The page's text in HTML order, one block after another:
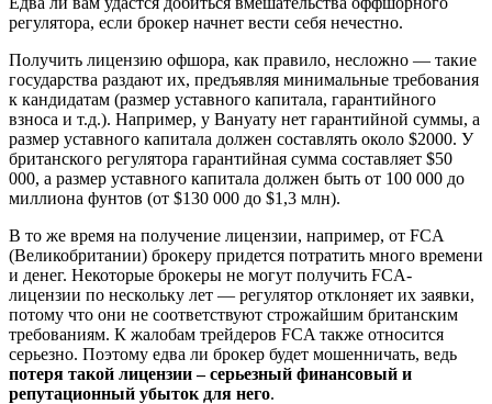
регулятора, если брокер начнет вести себя нечестно.
Получить лицензию офшора, как правило, несложно — такие
государства раздают их, предъявляя минимальные требования
к кандидатам (размер уставного капитала, гарантийного
взноса и т.д.). Например, у Вануату нет гарантийной суммы, а
размер уставного капитала должен составлять около $2000. У
британского регулятора гарантийная сумма составляет $50
000, а размер уставного капитала должен быть от 100 000 до
миллиона фунтов (от $130 000 до $1,3 млн).
В то же время на получение лицензии, например, от FCA
(Великобритании) брокеру придется потратить много времени
и денег. Некоторые брокеры не могут получить FCA-
лицензии по нескольку лет — регулятор отклоняет их заявки,
потому что они не соответствуют строжайшим британским
требованиям. К жалобам трейдеров FCA также относится
серьезно. Поэтому едва ли брокер будет мошенничать, ведь
потеря такой лицензии – серьезный финансовый и
репутационный убыток для него.